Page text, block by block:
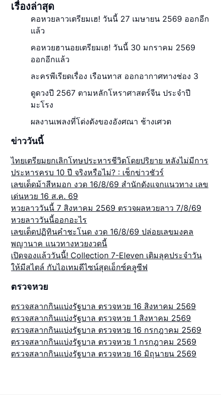
เรื่องล่าสุด
คอหวยลาวเตรียมเฮ! วันนี้ 27 เมษายน 2569 ออกอีก
แล้ว
คอหวยฮานอยเตรียมเฮ! วันนี้ 30 มกราคม 2569
ออกอีกแล้ว
ละครพีเรียดเรื่อง เรือนทาส ออกอากาศทางช่อง 3
ดูดวงปี 2567 ตามหลักโหราศาสตร์จีน ประจำปี
มะโรง
ผลงานเพลงที่โด่งดังของอังศณา ช้างเศวต
ข่าววันนี้
ไทยเตรียมยกเลิกโทษประหารชีวิตโดยปริยาย หลังไม่มีการ
ประหารครบ 10 ปี จริงหรือไม่? : เช็กข่าวชัวร์
เลขเด็ดม้าสีหมอก งวด 16/8/69 สำนักดังแจกแนวทาง เลข
เด่นหวย 16 ส.ค. 69
หวยลาววันนี้ 7 สิงหาคม 2569 ตรวจผลหวยลาว 7/8/69
หวยลาววันนี้ออกอะไร
เลขเด็ดปฏิทินคำชะโนด งวด 16/8/69 ปล่อยเลขมงคล
พญานาค แนวทางหวยงวดนี้
เปิดจองแล้ววันนี้! Collection 7-Eleven เติมลุคประจำวัน
ให้มีสไตล์ กับไอเทมดีไซน์สุดเอ็กซ์คลูซีฟ
ตรวจหวย
ตรวจสลากกินแบ่งรัฐบาล ตรวจหวย 16 สิงหาคม 2569
ตรวจสลากกินแบ่งรัฐบาล ตรวจหวย 1 สิงหาคม 2569
ตรวจสลากกินแบ่งรัฐบาล ตรวจหวย 16 กรกฎาคม 2569
ตรวจสลากกินแบ่งรัฐบาล ตรวจหวย 1 กรกฎาคม 2569
ตรวจสลากกินแบ่งรัฐบาล ตรวจหวย 16 มิถุนายน 2569